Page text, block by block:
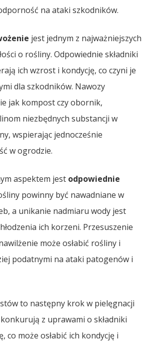
na ataki szkodników.
jest jednym z najważniejszych
o rośliny. Odpowiednie składniki
ich wzrost i kondycję, co czyni je
dla szkodników. Nawozy
jak kompost czy obornik,
niezbędnych substancji w
wspierając jednocześnie
w ogrodzie.
aspektem jest odpowiednie
powinny być nawadniane w
a unikanie nadmiaru wody jest
ich korzeni. Przesuszenie
może osłabić rośliny i
podatnymi na ataki patogenów i
to następny krok w pielęgnacji
z uprawami o składniki
co może osłabić ich kondycję i